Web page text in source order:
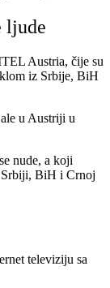
ljude
Austria, čije su
iz Srbije, BiH
u Austriji u
nude, a koji
Srbiji, BiH i Crnoj
televiziju sa